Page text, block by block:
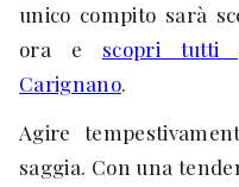
unico compito sarà
ora e scopri tutti
Carignano.
Agire
saggia. Con una